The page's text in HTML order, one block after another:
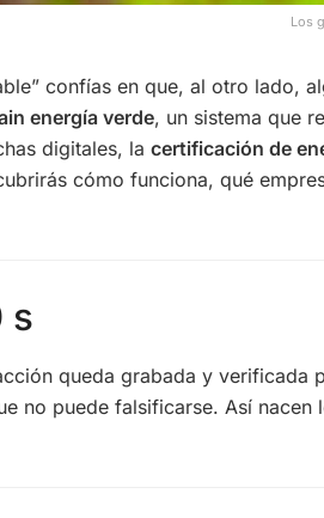
Los
confías en que, al otro lado,
energía verde, un sistema que
digitales, la certificación de
cómo funciona, qué
s
queda grabada y
no puede falsificarse. Así nacen